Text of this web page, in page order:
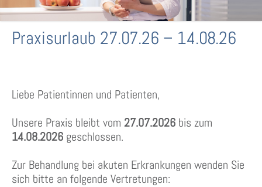
Praxisurlaub 27.07.26 – 14.08.26
Liebe Patientinnen und Patienten,
Unsere Praxis bleibt vom 27.07.2026 bis zum
14.08.2026 geschlossen.
Zur Behandlung bei akuten Erkrankungen wenden Sie
sich bitte an folgende Vertretungen: